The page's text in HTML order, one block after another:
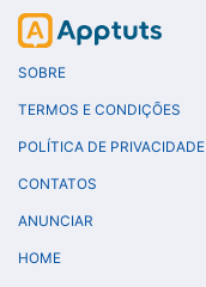
SOBRE
TERMOS E CONDIÇÕES
POLÍTICA DE PRIVACIDADE
CONTATOS
ANUNCIAR
HOME